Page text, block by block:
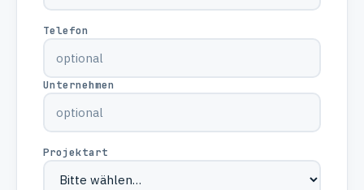
Telefon
Unternehmen
Projektart